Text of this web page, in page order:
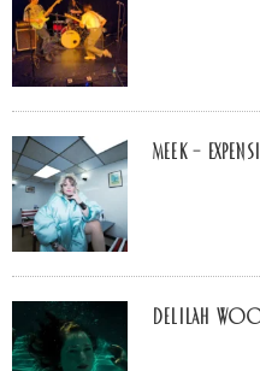
MEEK –
Delilah